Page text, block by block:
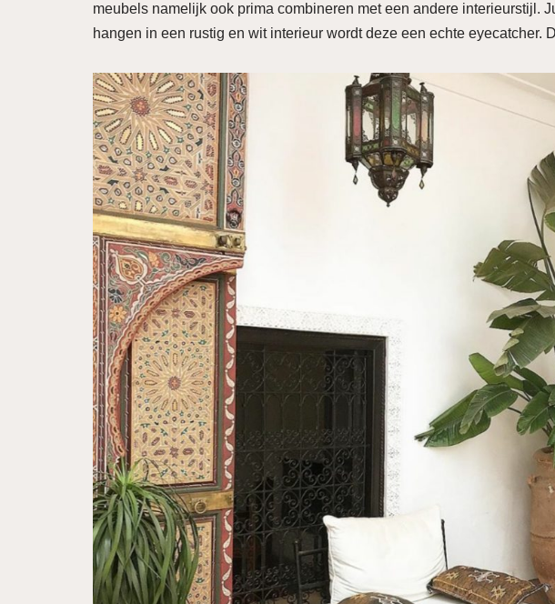
meubels namelijk ook prima combineren met een andere interieurstijl.
hangen in een rustig en wit interieur wordt deze een echte eyecatcher.